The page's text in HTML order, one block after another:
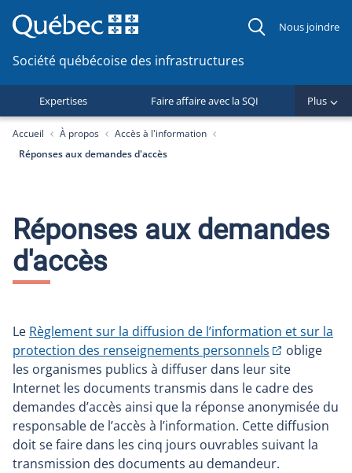
Société québécoise des infrastructures
Nous joindre
Expertises Faire affaire avec la SQI Plus
You are here:
Accueil À propos
Accès à l'information
Réponses aux demandes d'accès
Réponses aux demandes
d'accès
Le Règlement sur la diffusion de l’information et sur la
protection des renseignements personnels
oblige
les organismes publics à diffuser dans leur site
Internet les documents transmis dans le cadre des
demandes d’accès ainsi que la réponse anonymisée du
responsable de l’accès à l’information. Cette diffusion
doit se faire dans les cinq jours ouvrables suivant la
transmission des documents au demandeur.